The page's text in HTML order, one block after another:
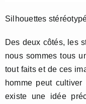
Silhouettes
Des deux côtés, les
nous sommes tous
tout faits et de ces
homme peut cultiver
existe une idée